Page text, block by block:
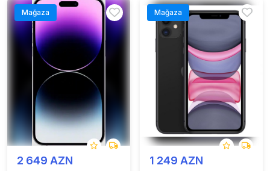
Mağaza
2 649 AZN
Mağaza
1 249 AZN